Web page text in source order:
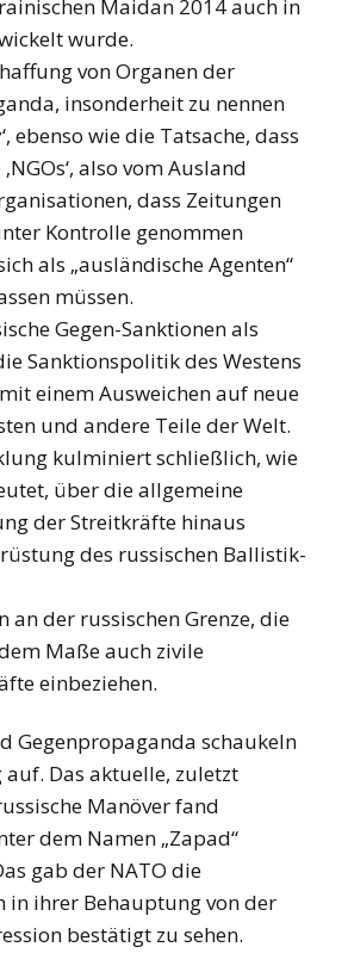
Maidan 2014 auch in
wurde.
von Organen der
insonderheit zu nennen
ebenso wie die Tatsache, dass
also vom Ausland
dass Zeitungen
Kontrolle genommen
als „ausländische Agenten“
müssen.
Gegen-Sanktionen als
Sanktionspolitik des Westens
einem Ausweichen auf neue
und andere Teile der Welt.
kulminiert schließlich, wie
über die allgemeine
der Streitkräfte hinaus
des russischen Ballistik-
an der russischen Grenze, die
Maße auch zivile
einbeziehen.
Gegenpropaganda schaukeln
auf. Das aktuelle, zuletzt
Manöver fand
dem Namen „Zapad“
gab der NATO die
in ihrer Behauptung von der
bestätigt zu sehen.